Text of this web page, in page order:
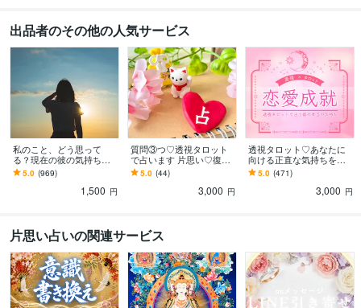
出品者のその他の人気サービス
私のこと、どう思って
る？現在の彼の気持ちを
占います 透視タロット♡
彼の気持ち♡進展する？
恋愛感情？脈あり？
5.0 (969)
1,500 円
質問③つ♡透視タロット
で占います 片思い♡復縁
♡複雑な恋愛♡仕事⭐️育児
⭐️金運、解消します！
5.0 (44)
3,000 円
透視タロット♡あなたに
向ける正直な気持ちを占
います 彼の気持ち♡今後
の流れ、恋愛成就のため
5.0 (471)
3,000 円
片思い占いの関連サービス